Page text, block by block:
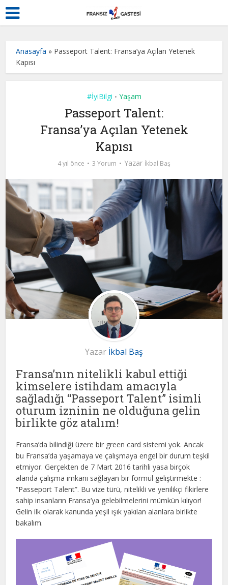
Anasayfa » Passeport Talent: Fransa’ya Açılan Yetenek
Kapısı
#İyiBilgi • Yaşam
Passeport Talent:
Fransa’ya Açılan Yetenek
Kapısı
4 yıl önce 3 Yorum Yazar İkbal Baş
Yazar İkbal Baş
Fransa’nın nitelikli kabul ettiği
kimselere istihdam amacıyla
sağladığı “Passeport Talent” isimli
oturum izninin ne olduğuna gelin
birlikte göz atalım!
Fransa’da bilindiği üzere bir green card sistemi yok. Ancak
bu Fransa’da yaşamaya ve çalışmaya engel bir durum teşkil
etmiyor. Gerçekten de 7 Mart 2016 tarihli yasa birçok
alanda çalışma imkanı sağlayan bir formül geliştirmekte :
“Passeport Talent”. Bu vize türü, nitelikli ve yenilikçi fikirlere
sahip insanların Fransa’ya gelebilmelerini mümkün kılıyor!
Gelin ilk olarak kanunda yeşil ışık yakılan alanlara birlikte
bakalım.